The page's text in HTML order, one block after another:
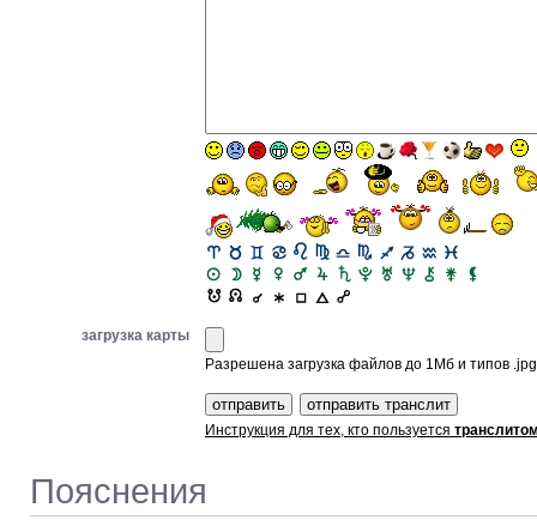
загрузка карты
Разрешена загрузка файлов до 1Мб и типов
Инструкция для тех, кто пользуется
Пояснения